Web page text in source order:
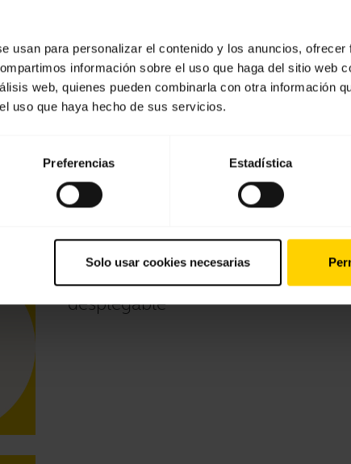
usan para personalizar el contenido y los anuncios,
información sobre el uso que haga del sitio web
web, quienes pueden combinarla con otra información
uso que haya hecho de sus servicios.
Preferencias Estadística
Solo usar cookies necesarias
BT2040
Mostrando 8 de 8
Emparejar con un dispositivo
desplegable